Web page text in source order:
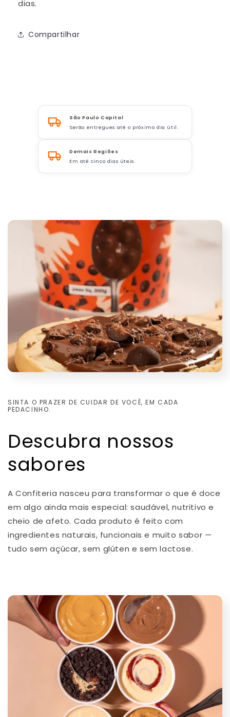
dias.
Compartilhar
São Paulo Capital
Serão entregues até o próximo dia útil.
Demais Regiões
Em até cinco dias úteis.
SINTA O PRAZER DE CUIDAR DE VOCÊ, EM CADA
PEDACINHO.
Descubra nossos
sabores
A Confiteria nasceu para transformar o que é doce
em algo ainda mais especial: saudável, nutritivo e
cheio de afeto. Cada produto é feito com
ingredientes naturais, funcionais e muito sabor —
tudo sem açúcar, sem glúten e sem lactose.